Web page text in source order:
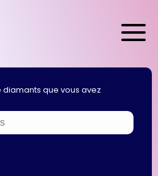
que vous avez